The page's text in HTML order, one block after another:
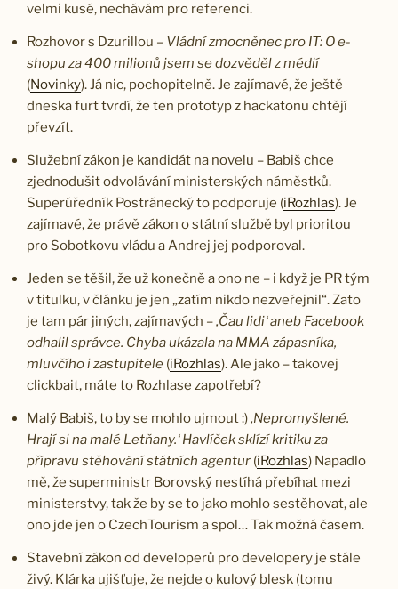
velmi kusé, nechávám pro referenci.
Rozhovor s Dzurillou – Vládní zmocněnec pro IT: O e-
shopu za 400 milionů jsem se dozvěděl z médií
(Novinky). Já nic, pochopitelně. Je zajímavé, že ještě
dneska furt tvrdí, že ten prototyp z hackatonu chtějí
převzít.
Služební zákon je kandidát na novelu – Babiš chce
zjednodušit odvolávání ministerských náměstků.
Superúředník Postránecký to podporuje (iRozhlas). Je
zajímavé, že právě zákon o státní službě byl prioritou
pro Sobotkovu vládu a Andrej jej podporoval.
Jeden se těšil, že už konečně a ono ne – i když je PR tým
v titulku, v článku je jen „zatím nikdo nezveřejnil“. Zato
je tam pár jiných, zajímavých –‚Čau lidi‘ aneb Facebook
odhalil správce. Chyba ukázala na MMA zápasníka,
mluvčího i zastupitele (iRozhlas). Ale jako – takovej
clickbait, máte to Rozhlase zapotřebí?
Malý Babiš, to by se mohlo ujmout :)‚Nepromyšlené.
Hrají si na malé Letňany.‘ Havlíček sklízí kritiku za
přípravu stěhování státních agentur (iRozhlas) Napadlo
mě, že superministr Borovský nestíhá přebíhat mezi
ministerstvy, tak že by se to jako mohlo sestěhovat, ale
ono jde jen o CzechTourism a spol… Tak možná časem.
Stavební zákon od developerů pro developery je stále
živý. Klárka ujišťuje, že nejde o kulový blesk (tomu